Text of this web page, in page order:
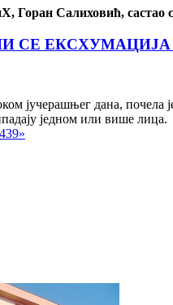
Горан Салиховић,
ЕКСХУМАЦИЈА
јучерашњег дана, почела
једном или више лица.
439»